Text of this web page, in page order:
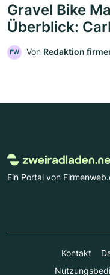
Gravel Bike
Überblick:
FW Von Redaktion
Ein Portal von
Kontakt